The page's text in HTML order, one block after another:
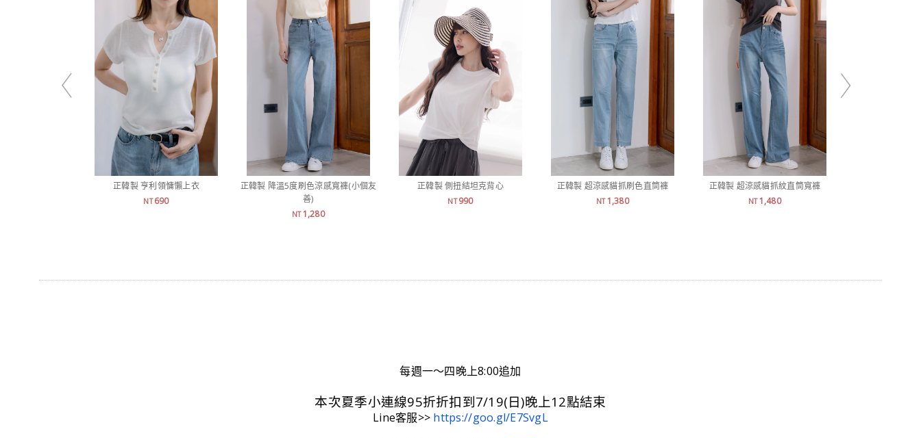
正韓製 亨利領慵懶上衣
NT 690
正韓製 降溫5度刷色涼感寬褲(小個友
善)
NT1,280
正韓製 側扭結坦克背心
NT 990
正韓製 超涼感貓抓刷色直筒褲
NT1,380
正韓製 超涼感貓抓紋直筒寬褲
NT1,480
每週一～四晚上8:00追加
本次夏季小連線95折折扣到7/19(日)晚上12點結束
Line客服>> https://goo.gl/E7SvgL